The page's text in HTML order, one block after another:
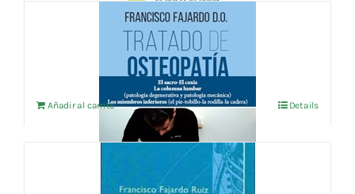
TRATADO DE OSTEOPATIA 2
IVA no incluído
Añadir al carrito Details
CUADERNOS DE OSTEOPATIA Vol.6
IVA no incluído